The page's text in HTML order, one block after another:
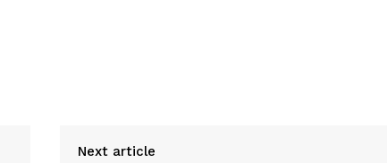
Next article